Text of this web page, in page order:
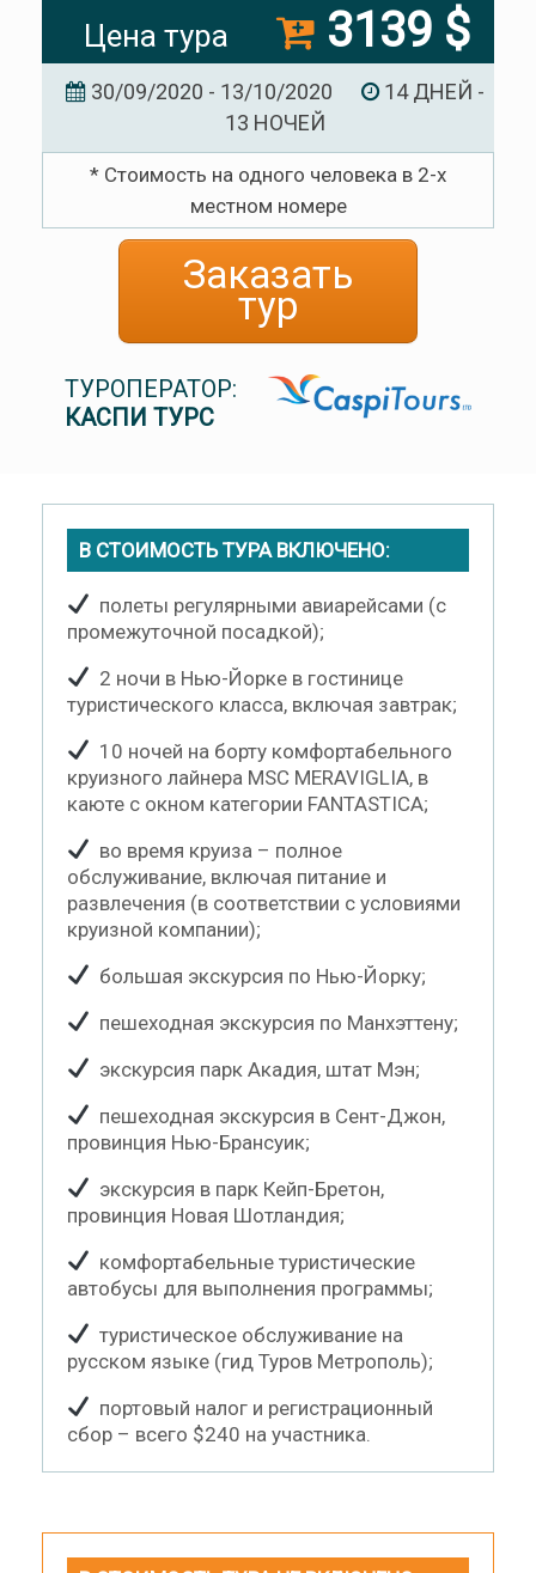
Цена тура 3139 $
30/09/2020 - 13/10/2020
14 ДНЕЙ -
13 НОЧЕЙ
* Стоимость на одного человека в 2-х
местном номере
Заказать
тур
ТУРОПЕРАТОР:
КАСПИ ТУРС
В СТОИМОСТЬ ТУРА ВКЛЮЧЕНО:
полеты регулярными авиарейсами (с
промежуточной посадкой);
2 ночи в Нью-Йорке в гостинице
туристического класса, включая завтрак;
10 ночей на борту комфортабельного
круизного лайнера MSC MERAVIGLIA, в
каюте с окном категории FANTASTICA;
во время круиза – полное
обслуживание, включая питание и
развлечения (в соответствии с условиями
круизной компании);
большая экскурсия по Нью-Йорку;
пешеходная экскурсия по Манхэттену;
экскурсия парк Акадия, штат Мэн;
пешеходная экскурсия в Сент-Джон,
провинция Нью-Брансуик;
экскурсия в парк Кейп-Бретон,
провинция Новая Шотландия;
комфортабельные туристические
автобусы для выполнения программы;
туристическое обслуживание на
русском языке (гид Туров Метрополь);
портовый налог и регистрационный
сбор – всего $240 на участника.